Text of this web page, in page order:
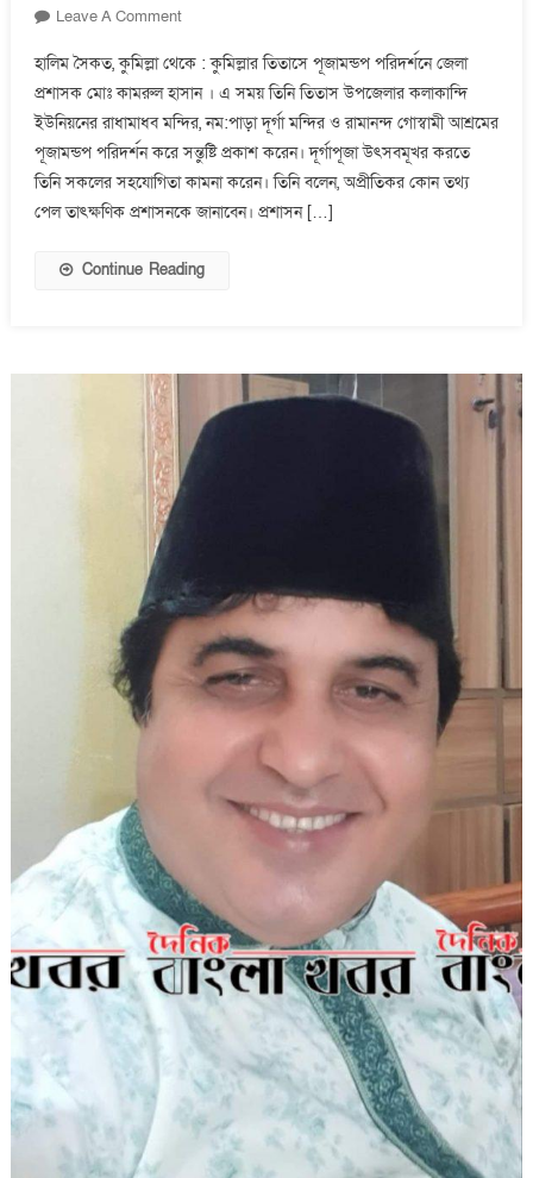
Leave A CommentOn
তিতাসে
পূজামন্ডপ
পরিদর্শনে
জেলা
প্রশাসক
কামরুল
হালিম সৈকত, কুমিল্লা থেকে : কুমিল্লার তিতাসে পূজামন্ডপ পরিদর্শনে জেলা
প্রশাসক মোঃ কামরুল হাসান । এ সময় তিনি তিতাস উপজেলার কলাকান্দি
ইউনিয়নের রাধামাধব মন্দির, নম:পাড়া দূর্গা মন্দির ও রামানন্দ গোস্বামী আশ্রমের
পূজামন্ডপ পরিদর্শন করে সন্তুষ্টি প্রকাশ করেন। দূর্গাপূজা উৎসবমূখর করতে
তিনি সকলের সহযোগিতা কামনা করেন। তিনি বলেন, অপ্রীতিকর কোন তথ্য
পেল তাৎক্ষণিক প্রশাসনকে জানাবেন। প্রশাসন […]
Continue Reading